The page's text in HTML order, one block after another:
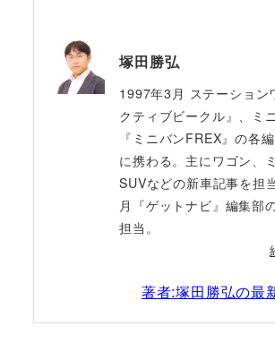
塚田勝弘
1997年3月 ステーション
クティブビークル』、ミ
『ミニバンFREX』の各
に携わる。主にワゴン、
SUVなどの新車記事を担
月『ゲットナビ』編集部
担当。
著者:塚田勝弘の最